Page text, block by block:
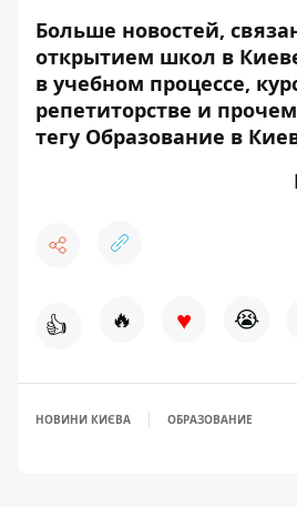
Больше новостей,
открытием школ в
в учебном процессе,
репетиторстве и
тегу Образование в
👍 🔥 ♥ 😭
НОВИНИ КИЄВА ОБРАЗОВАНИЕ